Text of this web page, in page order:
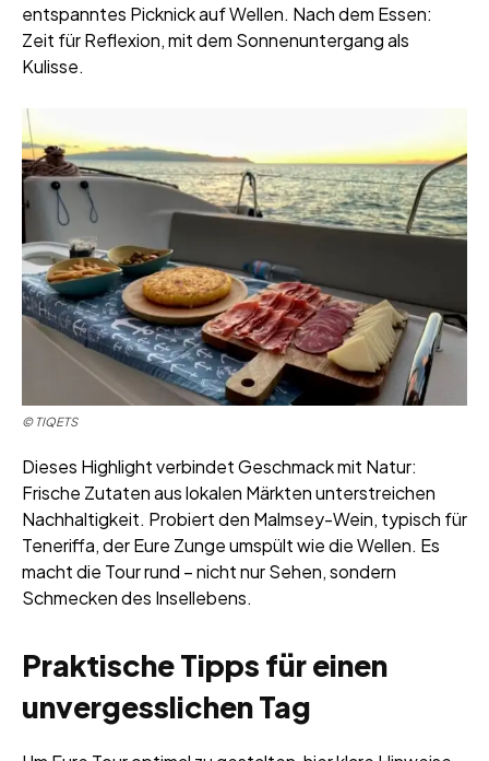
entspanntes Picknick auf Wellen. Nach dem Essen:
Zeit für Reflexion, mit dem Sonnenuntergang als
Kulisse.
© TIQETS
Dieses Highlight verbindet Geschmack mit Natur:
Frische Zutaten aus lokalen Märkten unterstreichen
Nachhaltigkeit. Probiert den Malmsey-Wein, typisch für
Teneriffa, der Eure Zunge umspült wie die Wellen. Es
macht die Tour rund – nicht nur Sehen, sondern
Schmecken des Insellebens.
Praktische Tipps für einen
unvergesslichen Tag